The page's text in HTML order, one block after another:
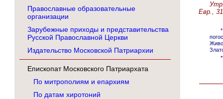
Православные образовательные
организации
Зарубежные приходы и представительства
Русской Православной Церкви
Издательство Московской Патриархии
Епископат Московского Патриархата
По митрополиям и епархиям
По датам хиротоний
Евр.,